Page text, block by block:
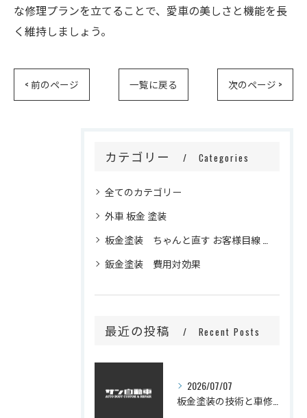
な修理プランを立てることで、愛車の美しさと機能を長
く維持しましょう。
< 前のページ 一覧に戻る 次のページ >
カテゴリー Categories
全てのカテゴリー
外車 板金 塗装
板金塗装 ちゃんと直す お客様目線 信頼 修理品質
鈑金塗装 費用対効果
最近の投稿 Recent Posts
2026/07/07